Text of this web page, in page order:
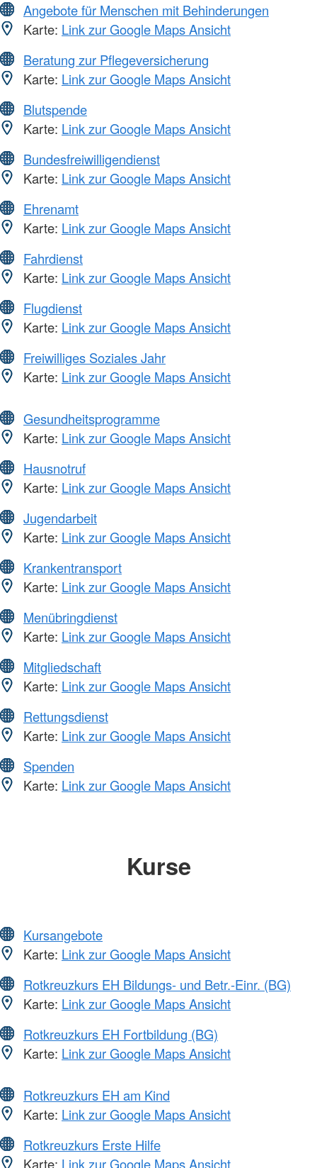
Angebote für Menschen mit Behinderungen
Karte: Link zur Google Maps Ansicht
Beratung zur Pflegeversicherung
Karte: Link zur Google Maps Ansicht
Blutspende
Karte: Link zur Google Maps Ansicht
Bundesfreiwilligendienst
Karte: Link zur Google Maps Ansicht
Ehrenamt
Karte: Link zur Google Maps Ansicht
Fahrdienst
Karte: Link zur Google Maps Ansicht
Flugdienst
Karte: Link zur Google Maps Ansicht
Freiwilliges Soziales Jahr
Karte: Link zur Google Maps Ansicht
Gesundheitsprogramme
Karte: Link zur Google Maps Ansicht
Hausnotruf
Karte: Link zur Google Maps Ansicht
Jugendarbeit
Karte: Link zur Google Maps Ansicht
Krankentransport
Karte: Link zur Google Maps Ansicht
Menübringdienst
Karte: Link zur Google Maps Ansicht
Mitgliedschaft
Karte: Link zur Google Maps Ansicht
Rettungsdienst
Karte: Link zur Google Maps Ansicht
Spenden
Karte: Link zur Google Maps Ansicht
Kurse
Kursangebote
Karte: Link zur Google Maps Ansicht
Rotkreuzkurs EH Bildungs- und Betr.-Einr. (BG)
Karte: Link zur Google Maps Ansicht
Rotkreuzkurs EH Fortbildung (BG)
Karte: Link zur Google Maps Ansicht
Rotkreuzkurs EH am Kind
Karte: Link zur Google Maps Ansicht
Rotkreuzkurs Erste Hilfe
Karte: Link zur Google Maps Ansicht